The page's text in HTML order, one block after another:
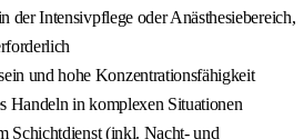
der Intensivpflege oder Anästhesiebereich,
und hohe Konzentrationsfähigkeit
Handeln in komplexen Situationen
Schichtdienst (inkl. Nacht- und